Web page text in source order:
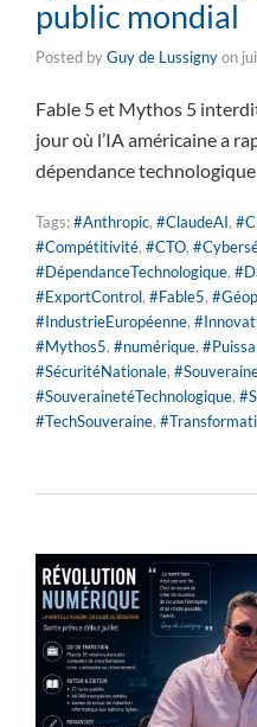
public mondial
Posted byGuy de Lussignyon
Fable 5 et Mythos 5
jour où l’IA américaine a
dépendance technologique
Tags:#Anthropic, #ClaudeAI,
#Compétitivité, #CTO,
#DépendanceTechnologique,
#ExportControl, #Fable5,
#IndustrieEuropéenne,
#Mythos5, #numérique,
#SécuritéNationale,
#SouverainetéTechnologique,
#TechSouveraine,